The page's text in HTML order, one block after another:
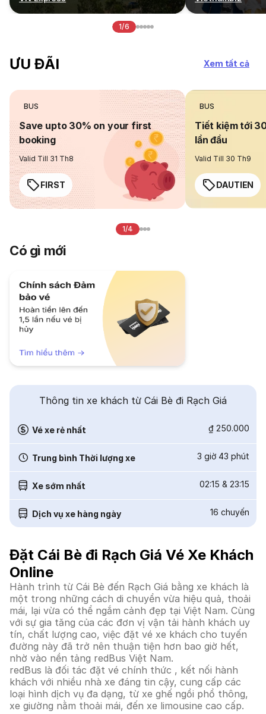
1/6
ƯU ĐÃI Xem tất cả
BUS
Save upto 30% on your first
booking
Valid Till 31 Th8
FIRST
BUS
Tiết kiệm tới
lần đầu
Valid Till 30 Th9
DAUTIEN
1/4
Có gì mới
Thông tin xe khách từ Cái Bè đi Rạch Giá
Vé xe rẻ nhất ₫ 250.000
Trung bình Thời lượng xe 3 giờ 43 phút
Xe sớm nhất 02:15 & 23:15
Dịch vụ xe hàng ngày 16 chuyến
Đặt Cái Bè đi Rạch Giá Vé Xe Khách
Online
Hành trình từ Cái Bè đến Rạch Giá bằng xe khách là
một trong những cách di chuyển vừa hiệu quả, thoải
mái, lại vừa có thể ngắm cảnh đẹp tại Việt Nam. Cùng
với sự gia tăng của các đơn vị vận tải hành khách uy
tín, chất lượng cao, việc đặt vé xe khách cho tuyến
đường này đã trở nên thuận tiện hơn bao giờ hết,
nhờ vào nền tảng redBus Việt Nam.
redBus là đối tác đặt vé chính thức , kết nối hành
khách với nhiều nhà xe đáng tin cậy, cung cấp các
loại hình dịch vụ đa dạng, từ xe ghế ngồi phổ thông,
xe giường nằm thoải mái, đến xe limousine cao cấp.